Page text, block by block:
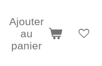
Ajouter
au
panier